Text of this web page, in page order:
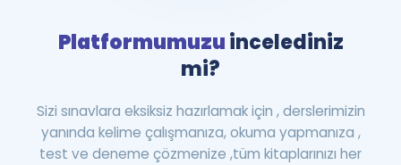
Platformumuzuincelediniz
mi?
Sizi sınavlara eksiksiz hazırlamak için , derslerimizin
yanında kelime çalışmanıza, okuma yapmanıza ,
test ve deneme çözmenize ,tüm kitaplarınızı her